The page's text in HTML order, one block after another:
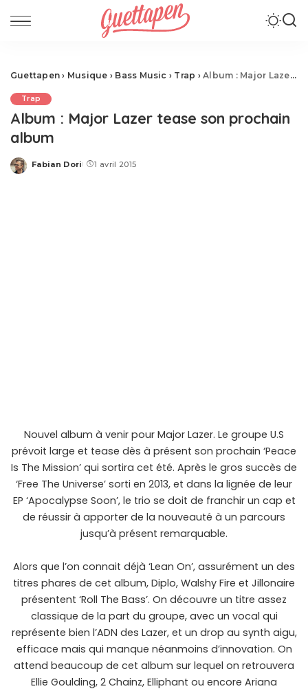
Guettapen › Musique › Bass Music › Trap ›Album : Major Lazer tease son prochain album
Trap
Album : Major Lazer tease son prochain
album
Posted
Fabian Dori 1 avril 2015
Nouvel album à venir pour Major Lazer. Le groupe U.S
prévoit large et tease dès à présent son prochain ‘Peace
Is The Mission’ qui sortira cet été. Après le gros succès de
‘Free The Universe’ sorti en 2013, et dans la lignée de leur
EP ‘Apocalypse Soon’, le trio se doit de franchir un cap et
de réussir à apporter de la nouveauté à un parcours
jusqu’à présent remarquable.
Alors que l’on connait déjà ‘Lean On’, assurément un des
titres phares de cet album, Diplo, Walshy Fire et Jillonaire
présentent ‘Roll The Bass’. On découvre un titre assez
classique de la part du groupe, avec un vocal qui
représente bien l’ADN des Lazer, et un drop au synth aigu,
efficace mais qui manque néanmoins d’innovation. On
attend beaucoup de cet album sur lequel on retrouvera
Ellie Goulding, 2 Chainz, Elliphant ou encore Ariana